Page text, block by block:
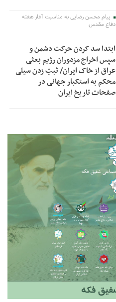
پیام محسن رضایی به مناسبت آغاز هفته
دفاع مقدس
ابتدا سد کردن حرکت دشمن و
سپس اخراج مزدوران رژیم بعثی
عراق از خاک ایران/ ثبتِ زدن سیلی
محکم به استکبار جهانی در
صفحات تاریخ ایران